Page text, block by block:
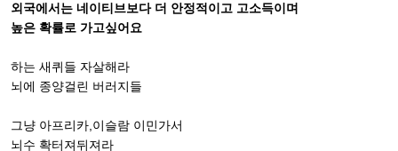
외국에서는 네이티브보다 더 안정적이고 고소득이며
높은 확률로 가고싶어요
하는 새퀴들 자살해라
뇌에 종양걸린 버러지들
그냥 아프리카,이슬람 이민가서
뇌수 확터져뒤져라